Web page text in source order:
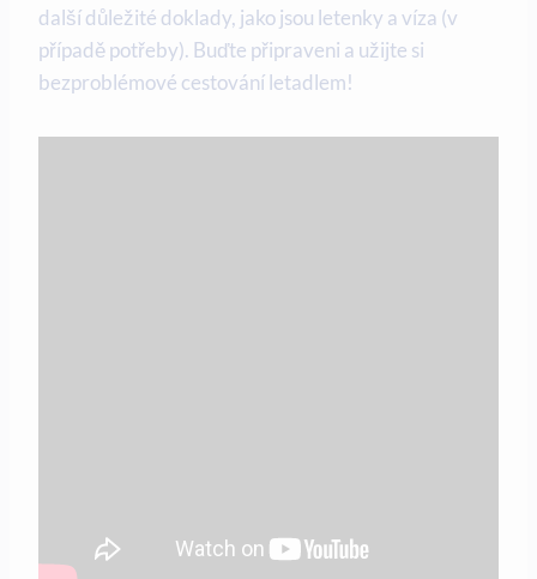
další důležité doklady, jako jsou letenky a víza (v
případě potřeby). Buďte připraveni a užijte si
bezproblémové cestování letadlem!